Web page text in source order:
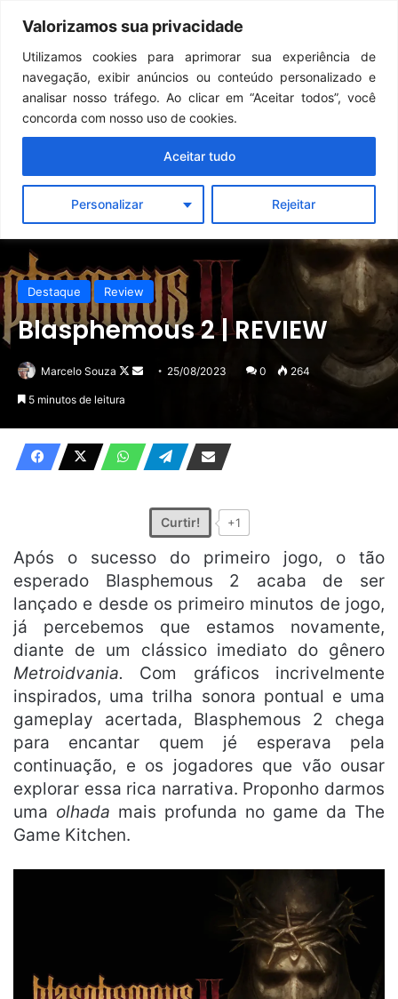
Valorizamos sua privacidade
Utilizamos cookies para aprimorar sua experiência de
navegação, exibir anúncios ou conteúdo personalizado e
analisar nosso tráfego. Ao clicar em “Aceitar todos”, você
concorda com nosso uso de cookies.
Personalizar Rejeitar
Aceitar tudo
Menu
Destaque Review
Blasphemous 2 | REVIEW
Marcelo Souza
Follow
Mande25/08/2023 0 264
5 minutos de leitura
Curtir! +1
Após o sucesso do primeiro jogo, o tão
esperado Blasphemous 2 acaba de ser
lançado e desde os primeiro minutos de jogo,
já percebemos que estamos novamente,
diante de um clássico imediato do gênero
Metroidvania. Com gráficos incrivelmente
inspirados, uma trilha sonora pontual e uma
gameplay acertada, Blasphemous 2 chega
para encantar quem jé esperava pela
continuação, e os jogadores que vão ousar
explorar essa rica narrativa. Proponho darmos
uma olhada mais profunda no game da The
Game Kitchen.